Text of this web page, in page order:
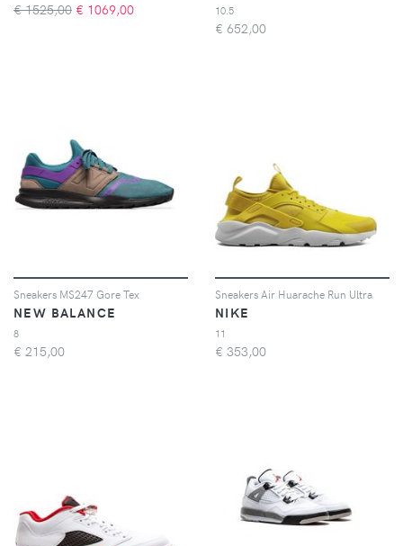
€ 1525,00 € 1069,00 10.5
€ 652,00
Sneakers MS247 Gore Tex
NEW BALANCE
8
€ 215,00
Sneakers Air Huarache Run Ultra
NIKE
11
€ 353,00